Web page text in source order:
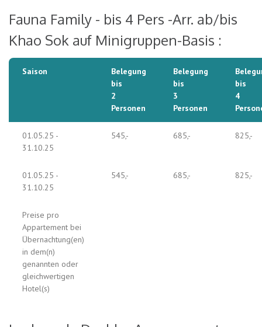
Fauna Family - bis 4 Pers -Arr. ab/bis
Khao Sok auf Minigruppen-Basis :
Saison
Belegung
bis
2
Personen
Belegung
bis
3
Personen
bis
4
01.05.25 -
31.10.25
545,- 685,- 825,-
01.05.25 -
31.10.25
545,- 685,- 825,-
Preise pro
Appartement bei
Übernachtung(en)
in dem(n)
genannten oder
gleichwertigen
Hotel(s)